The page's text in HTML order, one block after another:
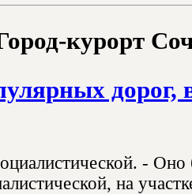
курорт
- Оно
на